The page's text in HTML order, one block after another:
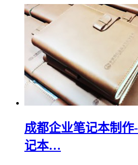
成都企业笔记本制
记本…